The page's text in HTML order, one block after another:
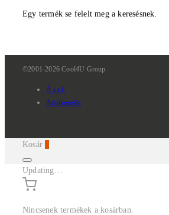
Egy termék se felelt meg a keresésnek.
©2001-2026 Cool4U Group
Á.sz.f.
Adatkezelés
Kosár
Updating…
Nincsenek termékek a kosárban.